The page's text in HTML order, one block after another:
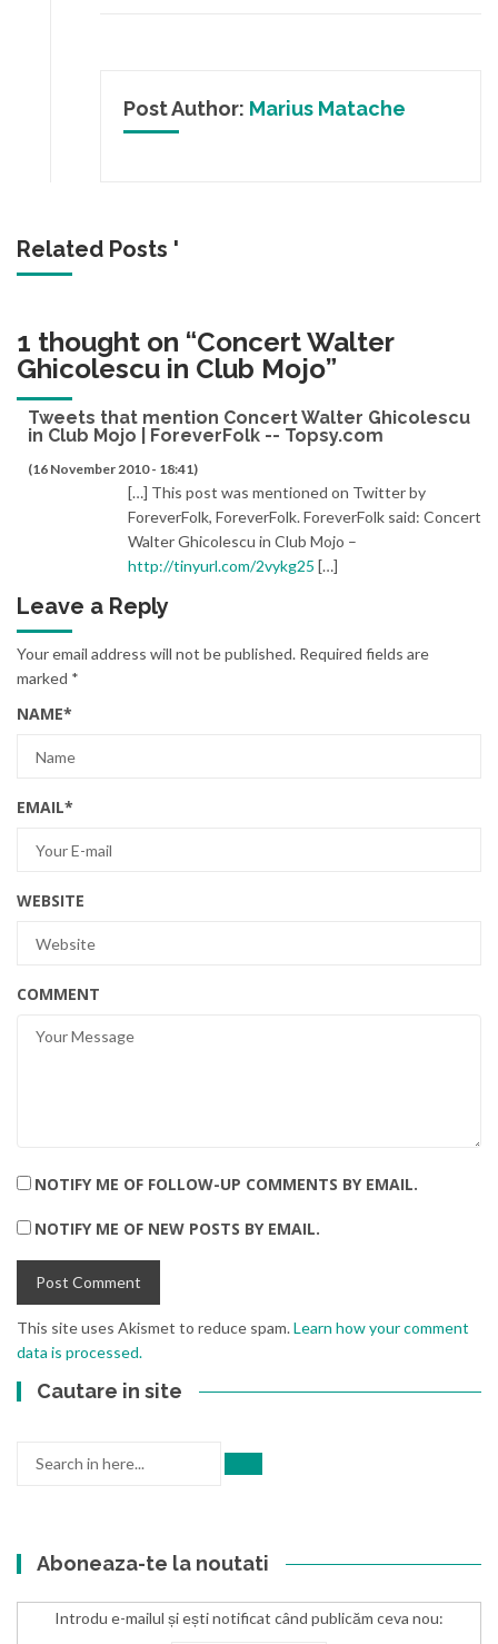
Post Author: Marius Matache
Related Posts '
1 thought on “Concert Walter
Ghicolescu in Club Mojo”
Tweets that mention Concert Walter Ghicolescu
in Club Mojo | ForeverFolk -- Topsy.com
(16 November 2010 - 18:41)
[…] This post was mentioned on Twitter by
ForeverFolk, ForeverFolk. ForeverFolk said: Concert
Walter Ghicolescu in Club Mojo –
http://tinyurl.com/2vykg25 […]
Leave a Reply
Your email address will not be published. Required fields are
marked *
NAME*
EMAIL*
WEBSITE
COMMENT
NOTIFY ME OF FOLLOW-UP COMMENTS BY EMAIL.
NOTIFY ME OF NEW POSTS BY EMAIL.
This site uses Akismet to reduce spam.Learn how your comment
data is processed.
Cautare in site
Aboneaza-te la noutati
Introdu e-mailul și ești notificat când publicăm ceva nou: